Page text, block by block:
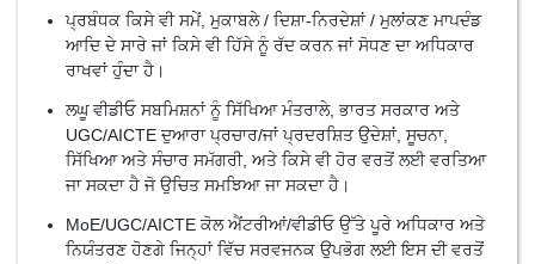
ਪ੍ਰਬੰਧਕ ਕਿਸੇ ਵੀ ਸਮੇਂ, ਮੁਕਾਬਲੇ / ਦਿਸ਼ਾ-ਨਿਰਦੇਸ਼ਾਂ / ਮੁਲਾਂਕਣ ਮਾਪਦੰਡ
ਆਦਿ ਦੇ ਸਾਰੇ ਜਾਂ ਕਿਸੇ ਵੀ ਹਿੱਸੇ ਨੂੰ ਰੱਦ ਕਰਨ ਜਾਂ ਸੋਧਣ ਦਾ ਅਧਿਕਾਰ
ਰਾਖਵਾਂ ਹੁੰਦਾ ਹੈ।
ਲਘੂ ਵੀਡੀਓ ਸਬਮਿਸ਼ਨਾਂ ਨੂੰ ਸਿੱਖਿਆ ਮੰਤਰਾਲੇ, ਭਾਰਤ ਸਰਕਾਰ ਅਤੇ
UGC/AICTE ਦੁਆਰਾ ਪ੍ਰਚਾਰ/ਜਾਂ ਪ੍ਰਦਰਸ਼ਿਤ ਉਦੇਸ਼ਾਂ, ਸੂਚਨਾ,
ਸਿੱਖਿਆ ਅਤੇ ਸੰਚਾਰ ਸਮੱਗਰੀ, ਅਤੇ ਕਿਸੇ ਵੀ ਹੋਰ ਵਰਤੋਂ ਲਈ ਵਰਤਿਆ
ਜਾ ਸਕਦਾ ਹੈ ਜੋ ਉਚਿਤ ਸਮਝਿਆ ਜਾ ਸਕਦਾ ਹੈ।
MoE/UGC/AICTE ਕੋਲ ਐਂਟਰੀਆਂ/ਵੀਡੀਓ ਉੱਤੇ ਪੂਰੇ ਅਧਿਕਾਰ ਅਤੇ
ਨਿਯੰਤਰਣ ਹੋਣਗੇ ਜਿਨ੍ਹਾਂ ਵਿੱਚ ਸਰਵਜਨਕ ਉਪਭੋਗ ਲਈ ਇਸ ਦੀ ਵਰਤੋਂ